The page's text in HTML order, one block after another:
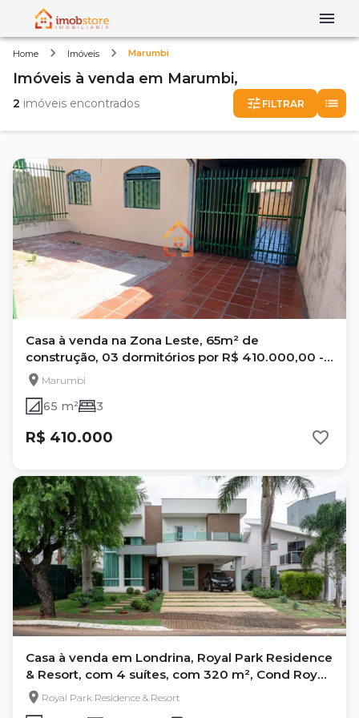
Home Imóveis Marumbi
Imóveis à venda em Marumbi,
2 imóveis encontrados FILTRAR
Casa à venda na Zona Leste, 65m² de
construção, 03 dormitórios por R$ 410.000,00 -
Jd Marumbi - Londrina- Pr
Marumbi
65 m² 3
R$ 410.000
Casa à venda em Londrina, Royal Park Residence
& Resort, com 4 suítes, com 320 m², Cond Royal
ParkRoyal Park Residence & Resort